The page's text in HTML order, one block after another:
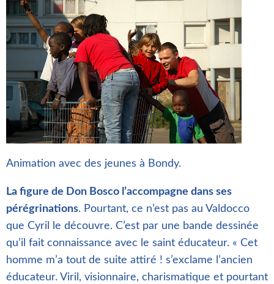
Animation avec des jeunes à Bondy.
La figure de Don Bosco l’accompagne dans ses
pérégrinations. Pourtant, ce n’est pas au Valdocco
que Cyril le découvre. C’est par une bande dessinée
qu’il fait connaissance avec le saint éducateur. « Cet
homme m’a tout de suite attiré ! s’exclame l’ancien
éducateur. Viril, visionnaire, charismatique et pourtant